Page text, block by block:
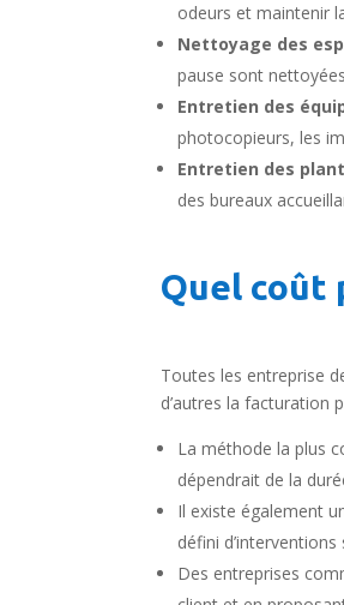
odeurs et maintenir
Nettoyage des
pause sont
Entretien des
photocopieurs, les
Entretien des
des bureaux
Quel coût
Toutes les entreprise
d’autres la facturation
La méthode la plus
dépendrait de la
Il existe également
défini
Des entreprises